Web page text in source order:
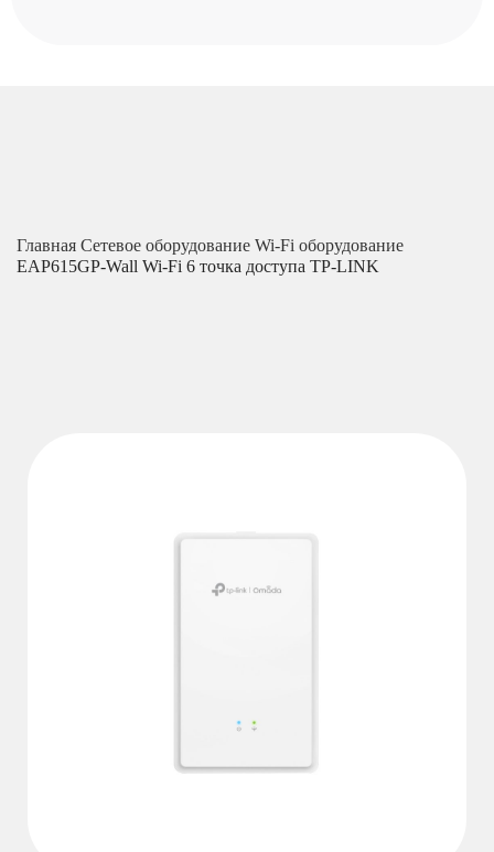
Главная Сетевое оборудование Wi-Fi оборудование
EAP615GP-Wall Wi-Fi 6 точка доступа TP-LINK